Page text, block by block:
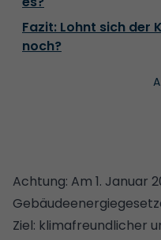
Fazit: Lohnt sich der
noch?
Achtung: Am 1. Januar
Ziel: klimafreundlicher